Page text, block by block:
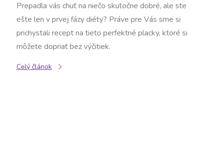
á
n
k
Prepadla vás chuť na niečo skutočne dobré, ale ste
ešte len v prvej fázy diéty? Práve pre Vás sme si
prichystali recept na tieto perfektné placky, ktoré si
môžete dopriať bez výčitiek.
Celý článok